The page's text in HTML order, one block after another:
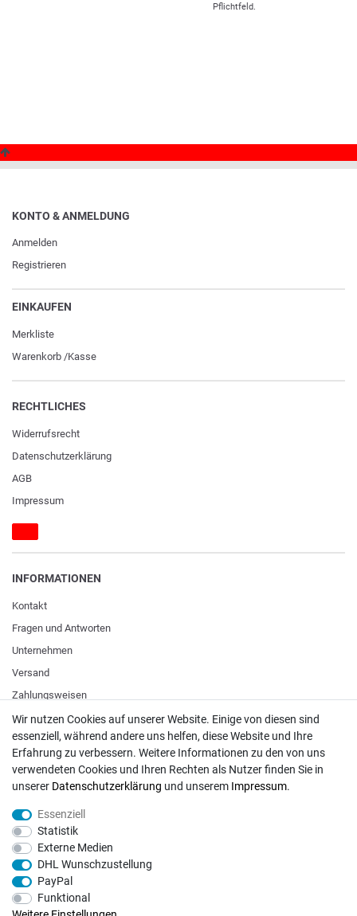
Pflichtfeld.
KONTO & ANMELDUNG
Anmelden
Registrieren
EINKAUFEN
Merkliste
Warenkorb /Kasse
RECHTLICHES
Widerrufs­recht
Daten­schutz­erklärung
AGB
Impressum
INFORMATIONEN
Kontakt
Fragen und Antworten
Unternehmen
Versand
Zahlungsweisen
ZAHLUNGSARTEN / VERSAND
Paypal
Vorkasse
DHL
Deutsche Post
Bei Fragen wenden Sie sich direkt an unser Service-Team.
Wir nutzen Cookies auf unserer Website. Einige von diesen sind
essenziell, während andere uns helfen, diese Website und Ihre
Erfahrung zu verbessern. Weitere Informationen zu den von uns
verwendeten Cookies und Ihren Rechten als Nutzer finden Sie in
unserer Daten­schutz­erklärung und unserem Impressum.
Essenziell
Statistik
Externe Medien
DHL Wunschzustellung
PayPal
Funktional